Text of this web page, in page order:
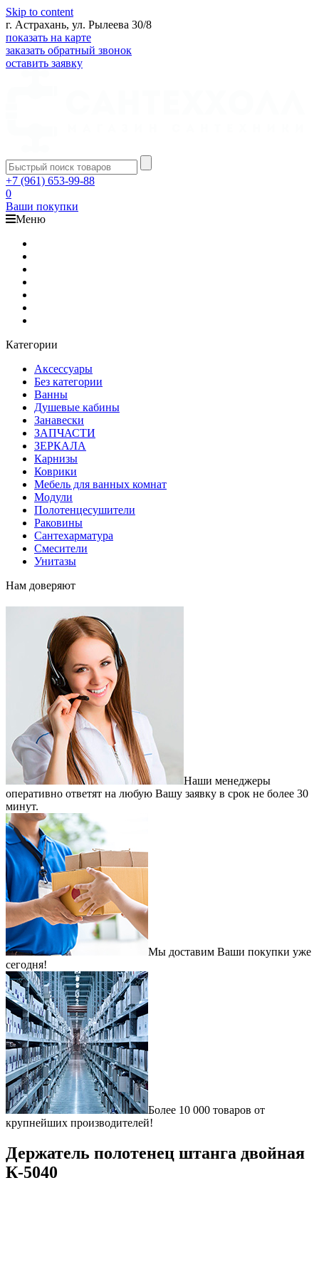
Skip to content
г. Астрахань, ул. Рылеева 30/8
показать на карте
заказать обратный звонок
оставить заявку
+7 (961) 653-99-88
0
Ваши покупки
Меню
Категории
Аксессуары
Без категории
Ванны
Душевые кабины
Занавески
ЗАПЧАСТИ
ЗЕРКАЛА
Карнизы
Коврики
Мебель для ванных комнат
Модули
Полотенцесушители
Раковины
Сантехарматура
Смесители
Унитазы
Нам доверяют
Наши менеджеры
оперативно ответят на любую Вашу заявку в срок не более 30
минут.
Мы доставим Ваши покупки уже
сегодня!
Более 10 000 товаров от
крупнейших производителей!
Держатель полотенец штанга двойная
К-5040